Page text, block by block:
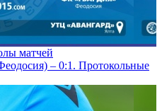
матчей
– 0:1. Протокольные